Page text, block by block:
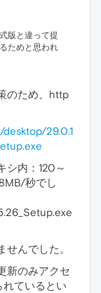
版と違って提
ためと思われ
のため、http
29.0.1
シ内：120～
秒でし
んでした。
新のみアクセ
れているとい